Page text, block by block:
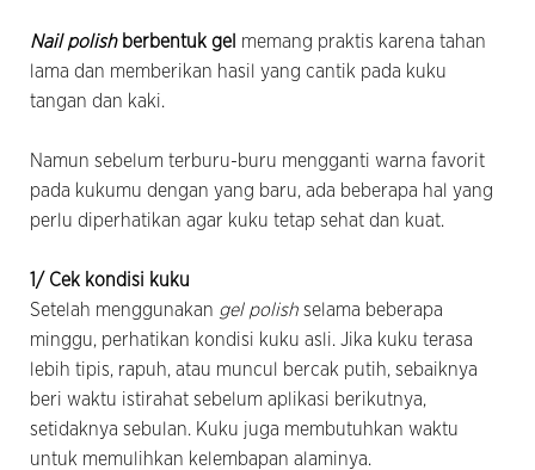
Nail polishberbentuk gel memang praktis karena tahan
lama dan memberikan hasil yang cantik pada kuku
tangan dan kaki.
Namun sebelum terburu-buru mengganti warna favorit
pada kukumu dengan yang baru, ada beberapa hal yang
perlu diperhatikan agar kuku tetap sehat dan kuat.
1/ Cek kondisi kuku
Setelah menggunakan gel polish selama beberapa
minggu, perhatikan kondisi kuku asli. Jika kuku terasa
lebih tipis, rapuh, atau muncul bercak putih, sebaiknya
beri waktu istirahat sebelum aplikasi berikutnya,
setidaknya sebulan. Kuku juga membutuhkan waktu
untuk memulihkan kelembapan alaminya.